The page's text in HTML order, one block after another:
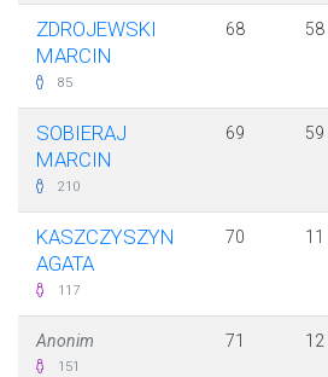
ZDROJEWSKI
MARCIN
85
68 58
SOBIERAJ
MARCIN
210
69 59
KASZCZYSZYN
AGATA
117
70 11
Anonim
151
71 12